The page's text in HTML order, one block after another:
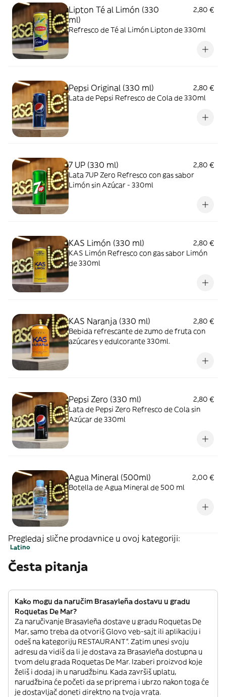
Lipton Té al Limón (330
ml)
2,80 €
Refresco de Té al Limón Lipton de 330ml
Pepsi Original (330 ml)
2,80 €
Lata de Pepsi Refresco de Cola de 330ml
7 UP (330 ml)
2,80 €
Lata 7UP Zero Refresco con gas sabor
Limón sin Azúcar - 330ml
KAS Limón (330 ml)
2,80 €
KAS Limón Refresco con gas sabor Limón
de 330ml
KAS Naranja (330 ml)
2,80 €
Bebida refrescante de zumo de fruta con
azúcares y edulcorante 330ml.
Pepsi Zero (330 ml)
2,80 €
Lata de Pepsi Zero Refresco de Cola sin
Azúcar de 330ml
Agua Mineral (500ml)
2,00 €
Botella de Agua Mineral de 500 ml
Pregledaj slične prodavnice u ovoj kategoriji:
Latino
Česta pitanja
Kako mogu da naručim Brasayleña dostavu u gradu
Roquetas De Mar?
Za naručivanje Brasayleña dostave u gradu Roquetas De
Mar, samo treba da otvoriš Glovo veb-sajt ili aplikaciju i
odeš na kategoriju RESTAURANT”. Zatim unesi svoju
adresu da vidiš da li je dostava za Brasayleña dostupna u
tvom delu grada Roquetas De Mar. Izaberi proizvod koje
želiš i dodaj ih u narudžbinu. Kada završiš uplatu,
narudžbina će početi da se priprema i ubrzo nakon toga će
je dostavljač doneti direktno na tvoja vrata.